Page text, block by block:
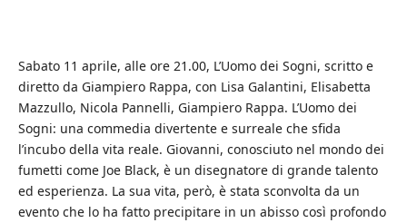
Sabato 11 aprile, alle ore 21.00, L’Uomo dei Sogni, scritto e
diretto da Giampiero Rappa, con Lisa Galantini, Elisabetta
Mazzullo, Nicola Pannelli, Giampiero Rappa. L’Uomo dei
Sogni: una commedia divertente e surreale che sfida
l’incubo della vita reale. Giovanni, conosciuto nel mondo dei
fumetti come Joe Black, è un disegnatore di grande talento
ed esperienza. La sua vita, però, è stata sconvolta da un
evento che lo ha fatto precipitare in un abisso così profondo